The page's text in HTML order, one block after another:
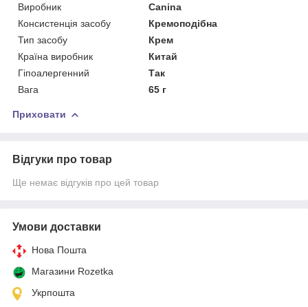
Виробник
Canina
Консистенція засобу
Кремоподібна
Тип засобу
Крем
Країна виробник
Китай
Гіпоалергенний
Так
Вага
65 г
Приховати
Відгуки про товар
Ще немає відгуків про цей товар
Умови доставки
Нова Пошта
Магазини Rozetka
Укрпошта